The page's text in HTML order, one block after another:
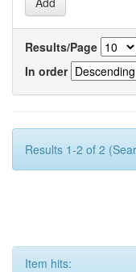
Results/Page
In order
Results 1-2 of 2
Item hits: